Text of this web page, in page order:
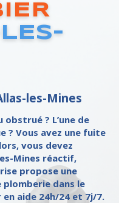
les-Mines
? L’une de
? Vous avez une fuite
vous devez
Mines réactif,
propose une
dans le
aide 24h/24 et 7j/7.